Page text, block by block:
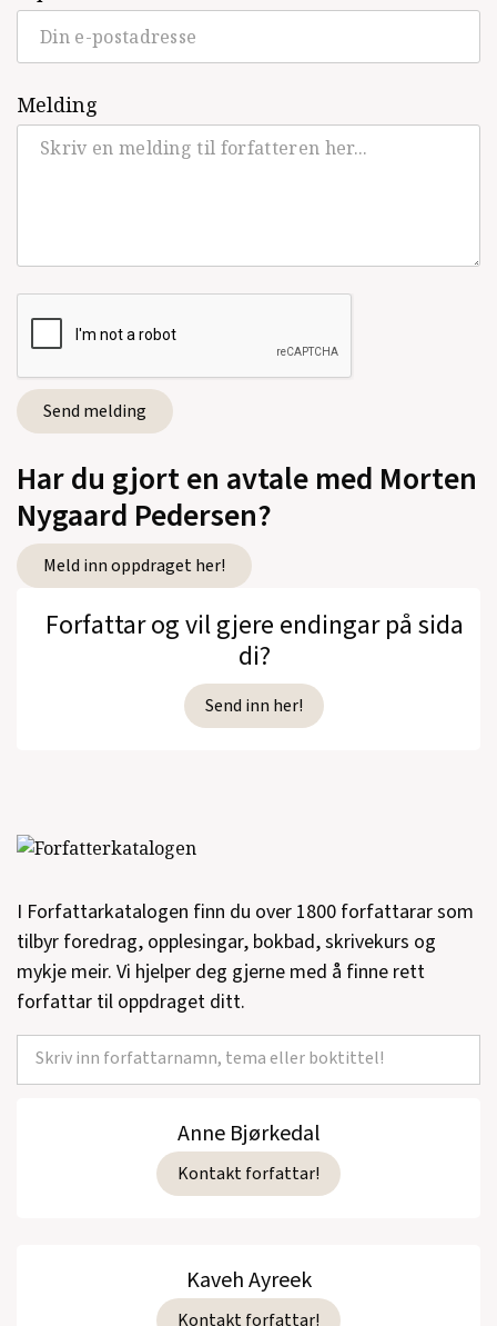
Katja är inte trött(Bonnier Carlsen,
Barnebok, 2014)
Bo går till dagis (Bonnier Carlsen,
2013)
Bo fixar allt(Bonnier Carlsen, Barnebok,
2013)
Bo går til barnehagen
(IKO forlaget,
Barnebok, 2013)
Bo går i butikken(IKO forlaget, Barnebok,
2013)
Min kirkebok 6(IKO forlaget, Religiøs
Bo åker på semester (Bonnier Carlsen,
Barnebok, 2012)
Bo er mørkredd
Bo firar jul(Bonnier Carlsen, Barnebok,
2011)
Bo blir mörkrädd
Barnebok, 2011)
Barnebok, 2010)
Bo blir til overs(IKO forlaget, Barnebok,
Melding
Har du gjort en avtale med Morten
Nygaard Pedersen?
Meld inn oppdraget her!
Forfattar og vil gjere endingar på sida
di?
Send inn her!
I Forfattarkatalogen finn du over 1800 forfattarar som
tilbyr foredrag, opplesingar, bokbad, skrivekurs og
mykje meir. Vi hjelper deg gjerne med å finne rett
forfattar til oppdraget ditt.
Anne Bjørkedal
Kontakt forfattar!
Kaveh Ayreek
Kontakt forfattar!